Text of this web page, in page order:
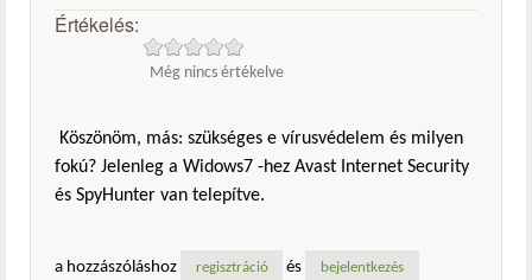
Értékelés:
Még nincs értékelve
Köszönöm, más: szükséges e vírusvédelem és milyen
fokú? Jelenleg a Widows7 -hez Avast Internet Security
és SpyHunter van telepítve.
a hozzászóláshoz regisztráció és bejelentkezés